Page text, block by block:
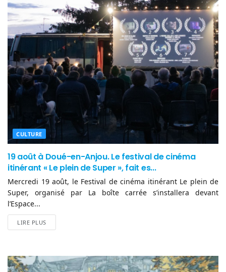
CULTURE
19 août à Doué-en-Anjou. Le festival de cinéma
itinérant « Le plein de Super », fait es...
Mercredi 19 août, le Festival de cinéma itinérant Le plein de
Super, organisé par La boîte carrée s’installera devant
l’Espace...
LIRE PLUS